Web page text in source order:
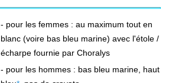
- pour les femmes : au maximum tout en
blanc (voire bas bleu marine) avec l'étole /
écharpe fournie par Choralys
- pour les hommes : bas bleu marine , haut